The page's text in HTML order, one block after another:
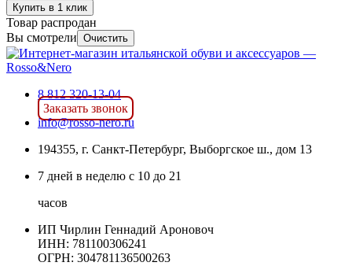
Купить в 1 клик
Товар распродан
Вы смотрели Очистить
8 812 320-13-04
Заказать звонок
info@rosso-nero.ru
194355, г. Санкт-Петербург, Выборгское ш., дом 13
7 дней в неделю с 10 до 21
часов
ИП Чирлин Геннадий Ароновоч
ИНН: 781100306241
ОГРН: 304781136500263